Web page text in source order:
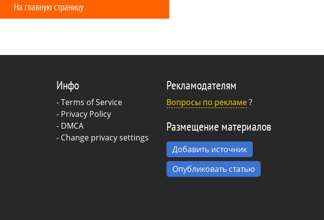
ошибок? Главная причина в том, что
многие признаки нарциссов встречаются
На главную страницу
Инфо
-Terms of Service
- Privacy Policy
- DMCA
- Change privacy settings
Рекламодателям
Вопросы по рекламе?
Размещение материалов
Добавить источник
Опубликовать статью